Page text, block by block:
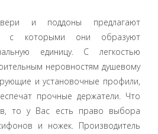
и поддоны предлагают
с которыми они образуют
единицу. С легкостью
неровностям душевому
и установочные профили,
прочные держатели. Что
то у Вас есть право выбора
и ножек. Производитель